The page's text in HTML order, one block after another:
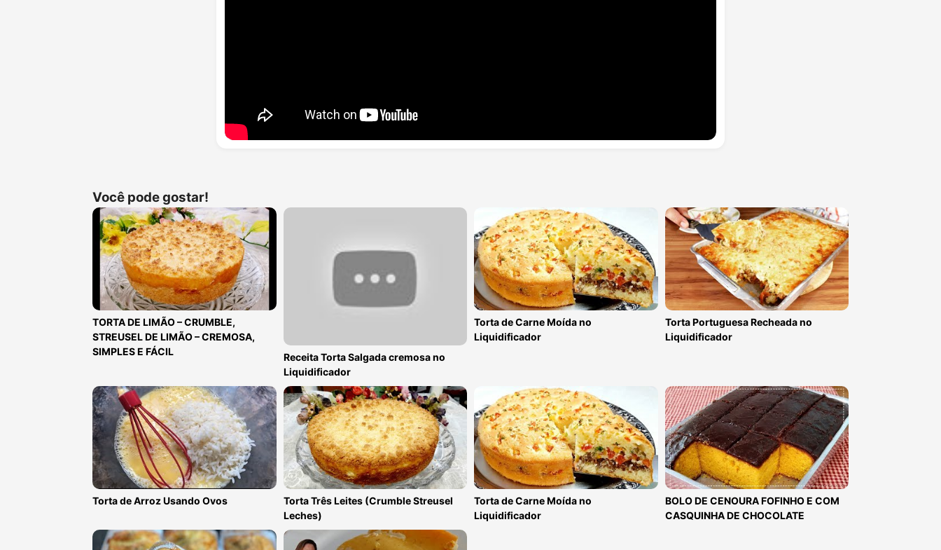
Você pode gostar!
TORTA DE LIMÃO – CRUMBLE,
STREUSEL DE LIMÃO – CREMOSA,
SIMPLES E FÁCIL
Receita Torta Salgada cremosa no
Liquidificador
Torta de Carne Moída no
Liquidificador
Torta Portuguesa Recheada no
Liquidificador
Torta de Arroz Usando Ovos
Torta Três Leites (Crumble Streusel
Leches)
Torta de Carne Moída no
Liquidificador
BOLO DE CENOURA FOFINHO E COM
CASQUINHA DE CHOCOLATE